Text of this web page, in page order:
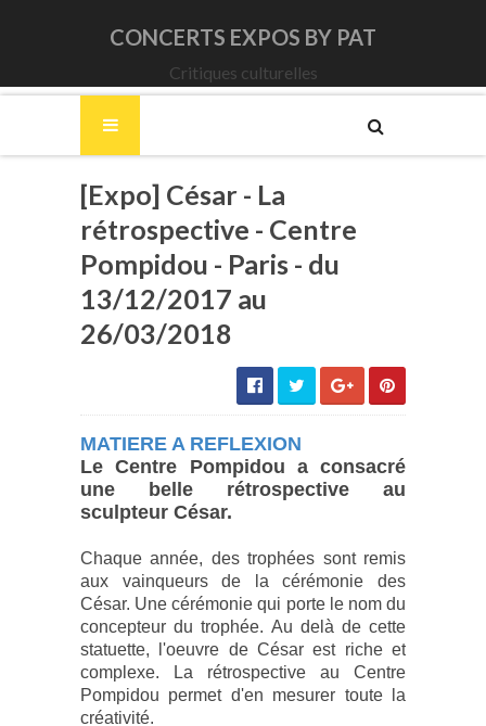
CONCERTS EXPOS BY PAT
Critiques culturelles
[Expo] César - La
rétrospective - Centre
Pompidou - Paris - du
13/12/2017 au
26/03/2018
MATIERE A REFLEXION
Le Centre Pompidou a consacré
une belle rétrospective au
sculpteur César.
Chaque année, des trophées sont remis
aux vainqueurs de la cérémonie des
César. Une cérémonie qui porte le nom du
concepteur du trophée. Au delà de cette
statuette, l'oeuvre de César est riche et
complexe. La rétrospective au Centre
Pompidou permet d'en mesurer toute la
créativité.